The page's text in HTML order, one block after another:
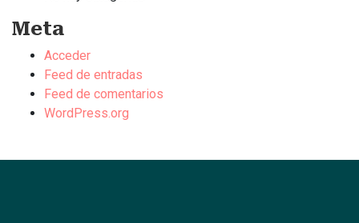
Meta
Acceder
Feed de entradas
Feed de comentarios
WordPress.org